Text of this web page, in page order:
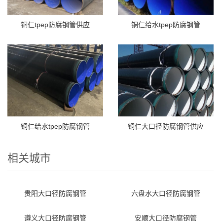
铜仁tpep防腐钢管供应 铜仁给水tpep防腐钢管
铜仁给水tpep防腐钢管 铜仁大口径防腐钢管供应
相关城市
贵阳大口径防腐钢管 六盘水大口径防腐钢管
遵义大口径防腐钢管 安顺大口径防腐钢管